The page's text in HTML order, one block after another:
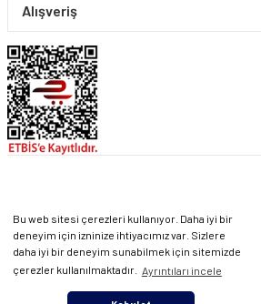
Bu web sitesi çerezleri kullanıyor. Daha iyi bir
deneyim için izninize ihtiyacımız var. Sizlere
daha iyi bir deneyim sunabilmek için sitemizde
çerezler kullanılmaktadır.
Ayrıntıları incele
61.743 TL
Alışveriş
© PIRLANTA CO. Tüm Hakları Saklıdır. Kredi
sertifikası ile
ideasoft